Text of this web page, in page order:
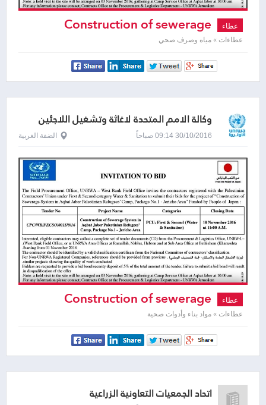
عطاء Construction of sewerage
system
عطاءات » مياه وصرف صحي
وكالة الامم المتحدة لاغاثة وتشغيل اللاجئين
الفلسطينيين - الاونروا
30/10/2016 09:14 صباحاً الضفة الغربية
عطاء Construction of sewerage
system
عطاءات » مواد بناء وأدوات صحية
اتحاد الجمعيات التعاونية الزراعية